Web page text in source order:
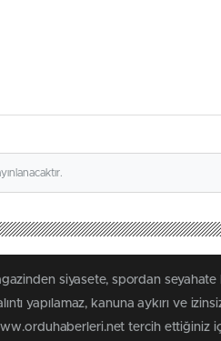
siyasete, spordan
yapılamaz, kanuna aykırı ve
tercih ettiğiniz